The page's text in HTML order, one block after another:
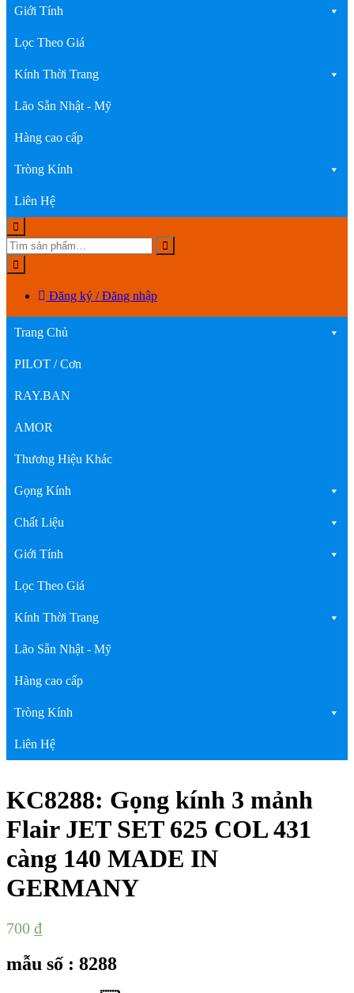
Giới Tính
Lọc Theo Giá
Kính Thời Trang
Lão Sẵn Nhật - Mỹ
Hàng cao cấp
Tròng Kính
Liên Hệ
Đăng ký / Đăng nhập
Trang Chủ
PILOT / Cơn
RAY.BAN
AMOR
Thương Hiệu Khác
Gọng Kính
Chất Liệu
Giới Tính
Lọc Theo Giá
Kính Thời Trang
Lão Sẵn Nhật - Mỹ
Hàng cao cấp
Tròng Kính
Liên Hệ
KC8288: Gọng kính 3 mảnh
Flair JET SET 625 COL 431
càng 140 MADE IN
GERMANY
700 ₫
mẫu số : 8288